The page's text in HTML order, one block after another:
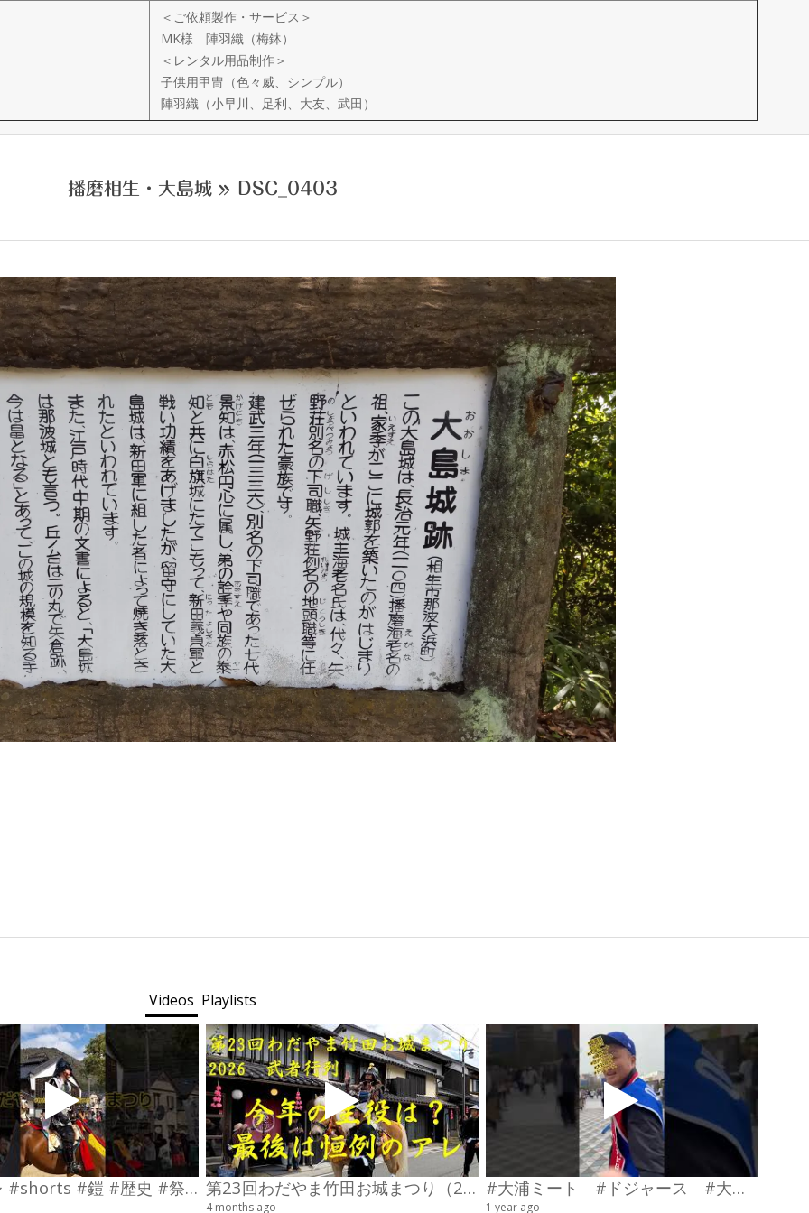
＜ご依頼製作・サービス＞
MK様 陣羽織（梅鉢）
＜レンタル用品制作＞
子供用甲冑（色々威、シンプル）
陣羽織（小早川、足利、大友、武田）
播磨相生・大島城 » DSC_0403
Videos Playlists
#コスプレ #shorts #鎧 #歴史 #祭り 第23回わだやま竹田お城まつり（2026） 武者行列
4 months ago
#大浦ミート #ドジャース #大谷翔平 #陣羽織 #オーダーメイド #shorts
1 year ago